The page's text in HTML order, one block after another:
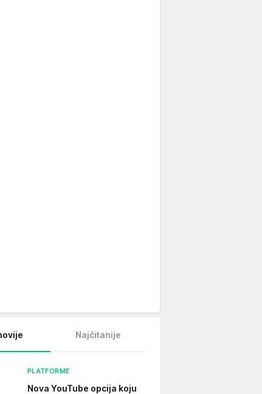
Najčitanije
PLATFORME
Nova YouTube opcija koju